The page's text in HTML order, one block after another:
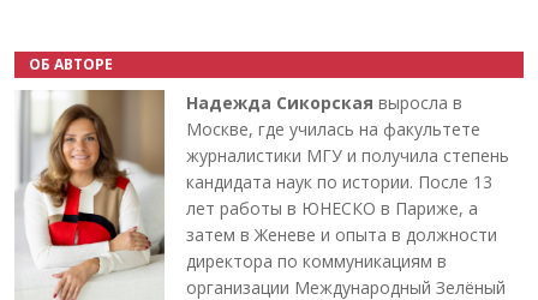
ОБ АВТОРЕ
Надежда Сикорская выросла в
Москве, где училась на факультете
журналистики МГУ и получила степень
кандидата наук по истории. После 13
лет работы в ЮНЕСКО в Париже, а
затем в Женеве и опыта в должности
директора по коммуникациям в
организации Международный Зелёный